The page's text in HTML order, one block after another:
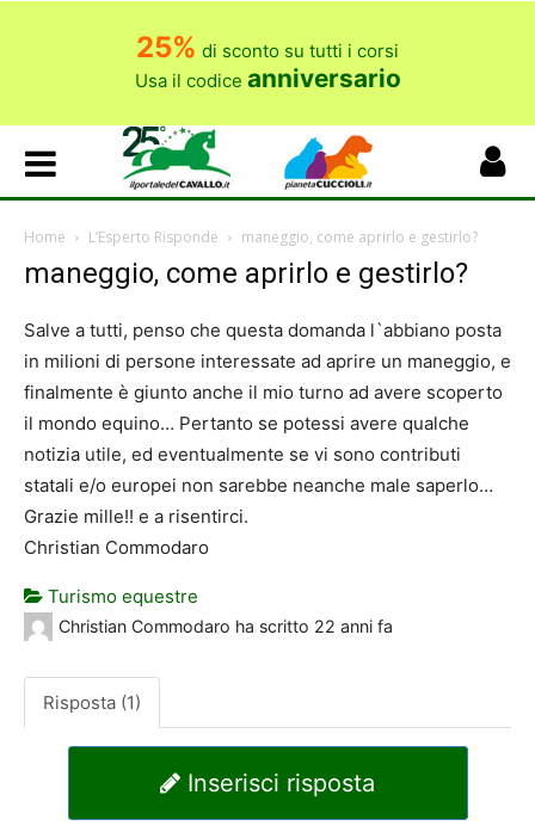
25% di sconto su tutti i corsi
Usa il codice anniversario
Home L’Esperto Risponde maneggio, come aprirlo e gestirlo?
maneggio, come aprirlo e gestirlo?
Salve a tutti, penso che questa domanda l`abbiano posta
in milioni di persone interessate ad aprire un maneggio, e
finalmente è giunto anche il mio turno ad avere scoperto
il mondo equino… Pertanto se potessi avere qualche
notizia utile, ed eventualmente se vi sono contributi
statali e/o europei non sarebbe neanche male saperlo…
Grazie mille!! e a risentirci.
Christian Commodaro
Turismo equestre
Christian Commodaro ha scritto 22 anni fa
Risposta (1)
Inserisci risposta